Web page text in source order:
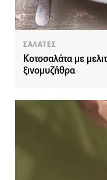
ΣΑΛΑΤΕΣ
Κοτοσαλάτα με
ξινομυζήθρα